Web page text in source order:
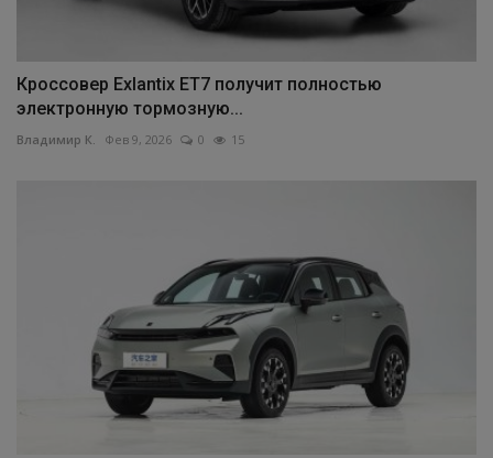
Кроссовер Exlantix ET7 получит полностью
электронную тормозную...
Владимир К. Фев 9, 2026 0 15